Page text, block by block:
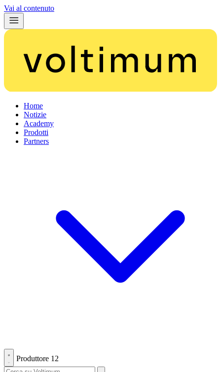
Vai al contenuto
Home
Notizie
Academy
Prodotti
Partners
Produttore 12